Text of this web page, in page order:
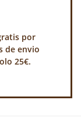
por
de envio
25€.